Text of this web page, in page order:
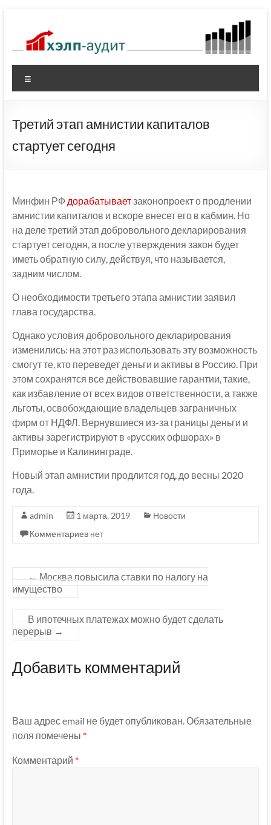
содержимому
Третий этап амнистии капиталов
стартует сегодня
Минфин РФ дорабатываетзаконопроект о продлении
амнистии капиталов и вскоре внесет его в кабмин. Но
на деле третий этап добровольного декларирования
стартует сегодня, а после утверждения закон будет
иметь обратную силу, действуя, что называется,
задним числом.
О необходимости третьего этапа амнистии заявил
глава государства.
Однако условия добровольного декларирования
изменились: на этот раз использовать эту возможность
смогут те, кто переведет деньги и активы в Россию. При
этом сохранятся все действовавшие гарантии, такие,
как избавление от всех видов ответственности, а также
льготы, освобождающие владельцев заграничных
фирм от НДФЛ. Вернувшиеся из-за границы деньги и
активы зарегистрируют в «русских офшорах» в
Приморье и Калининграде.
Новый этап амнистии продлится год, до весны 2020
года.
admin 1 марта, 2019
Новости
Комментариев нет
← Москва повысила ставки по налогу на
имущество
В ипотечных платежах можно будет сделать
перерыв →
Добавить комментарий
Ваш адрес email не будет опубликован. Обязательные
поля помечены *
Комментарий *